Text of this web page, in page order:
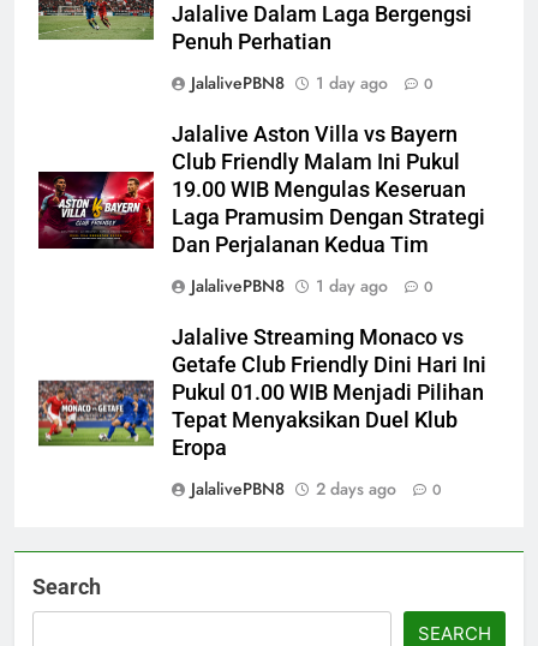
Jalalive Dalam Laga Bergengsi
Penuh Perhatian
JalalivePBN8
1 day ago 0
Jalalive Aston Villa vs Bayern
Club Friendly Malam Ini Pukul
19.00 WIB Mengulas Keseruan
Laga Pramusim Dengan Strategi
Dan Perjalanan Kedua Tim
JalalivePBN8
1 day ago 0
Jalalive Streaming Monaco vs
Getafe Club Friendly Dini Hari Ini
Pukul 01.00 WIB Menjadi Pilihan
Tepat Menyaksikan Duel Klub
Eropa
JalalivePBN8
2 days ago 0
Search
SEARCH